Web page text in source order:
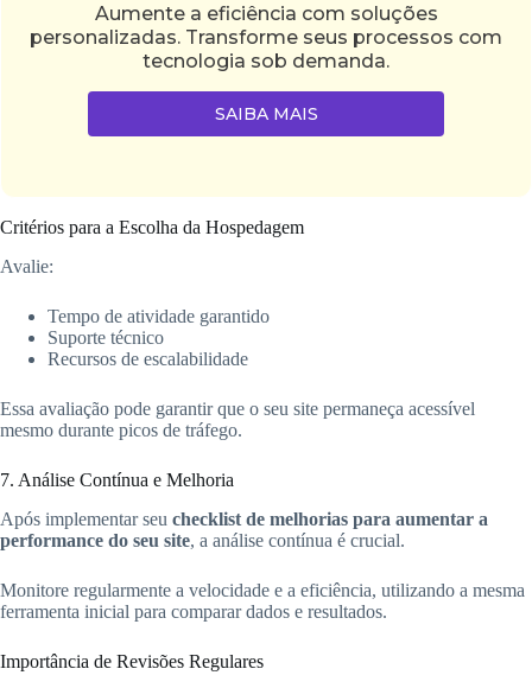
Aumente a eficiência com soluções
personalizadas. Transforme seus processos com
tecnologia sob demanda.
SAIBA MAIS
Critérios para a Escolha da Hospedagem
Avalie:
Tempo de atividade garantido
Suporte técnico
Recursos de escalabilidade
Essa avaliação pode garantir que o seu site permaneça acessível
mesmo durante picos de tráfego.
7. Análise Contínua e Melhoria
Após implementar seu checklist de melhorias para aumentar a
performance do seu site, a análise contínua é crucial.
Monitore regularmente a velocidade e a eficiência, utilizando a mesma
ferramenta inicial para comparar dados e resultados.
Importância de Revisões Regulares